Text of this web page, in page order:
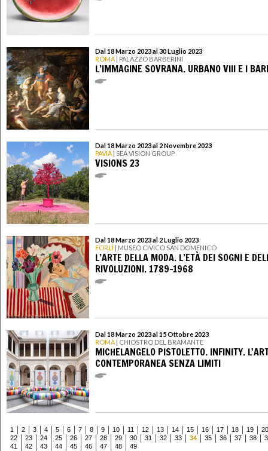
Dal 18 Marzo 2023 al 30 Luglio 2023
ROMA | PALAZZO BARBERINI
L’IMMAGINE SOVRANA. URBANO VIII E I
Dal 18 Marzo 2023 al 2 Novembre 2023
PAVIA | SEA VISION GROUP
VISIONS 23
Dal 18 Marzo 2023 al 2 Luglio 2023
FORLÌ | MUSEO CIVICO SAN DOMENICO
L’ARTE DELLA MODA. L’ETÀ DEI SOGNI E
RIVOLUZIONI. 1789-1968
Dal 18 Marzo 2023 al 15 Ottobre 2023
ROMA | CHIOSTRO DEL BRAMANTE
MICHELANGELO PISTOLETTO. INFINITY.
CONTEMPORANEA SENZA LIMITI
1 2 3 4 5 6 7 8 9 10 11 12 13 14 15 16 17 18 19
20
22
23 24 25 26 27 28 29 30 31 32 33 34 35 36 37 38
41
42 43 44 45 46 47 48
49